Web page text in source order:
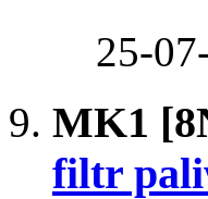
25-
MK1
filtr